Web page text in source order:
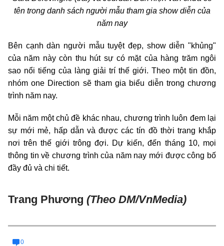
tên trong danh sách người mẫu tham gia show diễn của
năm nay
Bên cạnh dàn người mẫu tuyệt đẹp, show diễn "khủng"
của năm này còn thu hút sự có mặt của hàng trăm ngôi
sao nổi tiếng của làng giải trí thế giới. Theo một tin đồn,
nhóm one Direction sẽ tham gia biểu diễn trong chương
trình năm nay.
Mỗi năm một chủ đề khác nhau, chương trình luôn đem lại
sự mới mẻ, hấp dẫn và được các tín đồ thời trang khắp
nơi trên thế giới trông đợi. Dự kiến, đến tháng 10, mọi
thông tin về chương trình của năm nay mới được công bố
đầy đủ và chi tiết.
Trang Phương (Theo DM/VnMedia)
0